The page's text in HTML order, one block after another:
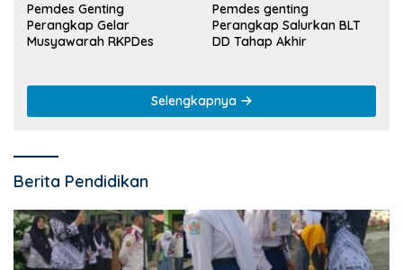
Pemdes Genting
Perangkap Gelar
Musyawarah RKPDes
Pemdes genting
Perangkap Salurkan BLT
DD Tahap Akhir
Selengkapnya
Berita Pendidikan